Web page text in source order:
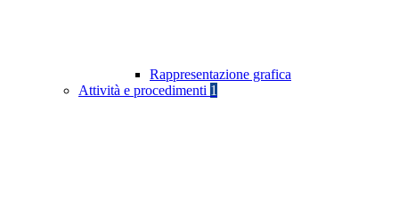
Rappresentazione grafica
Attività e procedimenti 1